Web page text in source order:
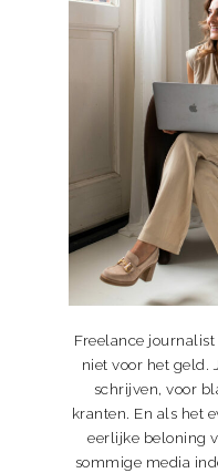
Freelance
niet voor het geld.
schrijven, voor
kranten. En als het
eerlijke beloning
sommige media